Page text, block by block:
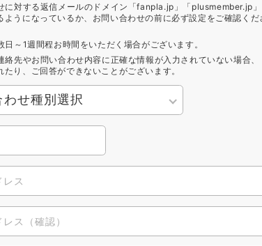
に対する返信メールのドメイン「fanpla.jp」「plusmember.jp」
ようになっているか、お問い合わせの前に必ず設定をご確認くだ
日～1週間程お時間をいただく場合がございます。
絡先やお問い合わせ内容に正確な情報が入力されていない場合、
たり、ご回答ができないことがございます。